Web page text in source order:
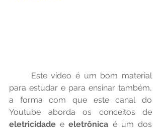
para estudar e para ensinar também,
a forma com que este canal do
eletricidade e eletrônica é um dos